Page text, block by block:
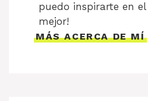
puedo inspirarte en
mejor!
MÁS ACERCA DE MÍ